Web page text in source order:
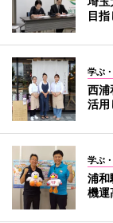
目
学ぶ
西
活用
学ぶ
浦和
機運